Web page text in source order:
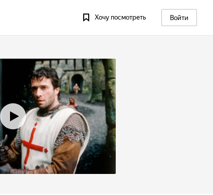
Хочу посмотреть Войти